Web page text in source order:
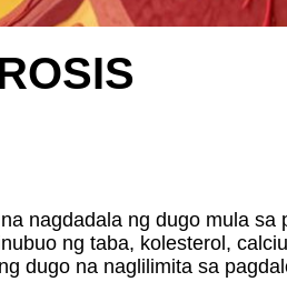
nagdadala ng dugo mula sa
ng taba, kolesterol,
dugo na naglilimita sa